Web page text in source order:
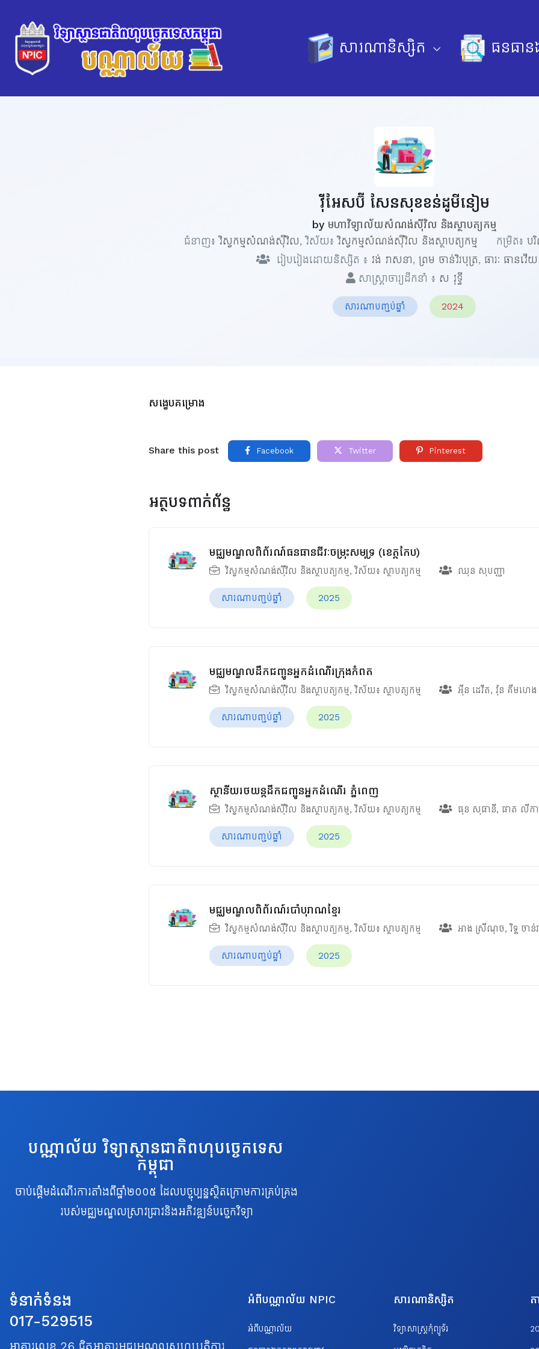
សារណានិស្សិត ធនធាន
វ៉ីអែសប៊ី សែនសុខខន់ដូមីនៀម
by មហាវិទ្យាល័យសំណង់ស៊ីវិល និងស្ថាបត្យកម្ម
ជំនាញ៖វិស្វកម្មសំណង់ស៊ីវិល, វិស័យ៖វិស្វកម្មសំណង់ស៊ីវិល និងស្ថាបត្យកម្ម កម្រិត៖ ប
រៀបរៀងដោយនិស្សិត ៖ វង់ វាសនា, ព្រម ចាន់វិរបុត្រ, ធារៈ ធានវើយ
សាស្ត្រាចារ្យដឹកនាំ ៖ ស វុទ្ធី
សារណាបញ្ចប់ឆ្នាំ 2024
សង្ខេបគម្រោង
Share this post Facebook Twitter Pinterest
អត្ថបទពាក់ព័ន្ធ
មជ្ឈមណ្ឌលពិព័រណ៍ធនធានជីវៈចម្រុះសមុទ្រ (ខេត្តកែប)
វិស្វកម្មសំណង់ស៊ីវិល និងស្ថាបត្យកម្ម, វិស័យ៖ ស្ថាបត្យកម្ម ឈុន សុបញ្ញា
សារណាបញ្ចប់ឆ្នាំ 2025
មជ្ឈមណ្ឌលដឹកជញ្ជូនអ្នកដំណើរក្រុងកំពត
វិស្វកម្មសំណង់ស៊ីវិល និងស្ថាបត្យកម្ម, វិស័យ៖ ស្ថាបត្យកម្ម អ៊ីន ដេវីត, វ៉ុន គឹមហេង
សារណាបញ្ចប់ឆ្នាំ 2025
ស្ថានីយរថយន្តដឹកជញ្ជូនអ្នកដំណើរ ភ្នំពេញ
វិស្វកម្មសំណង់ស៊ីវិល និងស្ថាបត្យកម្ម, វិស័យ៖ ស្ថាបត្យកម្ម ផុន សុធានី, ផាត លីកា
សារណាបញ្ចប់ឆ្នាំ 2025
មជ្ឈមណ្ឌលពិព័រណ៍របាំបុរាណខ្មែរ
វិស្វកម្មសំណង់ស៊ីវិល និងស្ថាបត្យកម្ម, វិស័យ៖ ស្ថាបត្យកម្ម អាង ស្រីណុច,រិទ្ធ ចាន់
សារណាបញ្ចប់ឆ្នាំ 2025
បណ្ណាល័យ វិទ្យាស្ថានជាតិពហុបច្ចេកទេស
កម្ពុជា
ចាប់ផ្តើមដំណើរការតាំងពីឆ្នាំ២០០៥ ដែលបច្ចុប្បន្នស្ថិតក្រោមការគ្រប់គ្រង
របស់មជ្ឈមណ្ឌលស្រាវជ្រាវនិងអភិវឌ្ឍន៍បច្ចេកវិទ្យា
ទំនាក់ទំនង
017-529515
អំពីបណ្ណាល័យ NPIC
អំពីបណ្ណាល័យ
សារណានិស្សិត
វិទ្យាសាស្ត្រកុំព្យូទ័រ
ត